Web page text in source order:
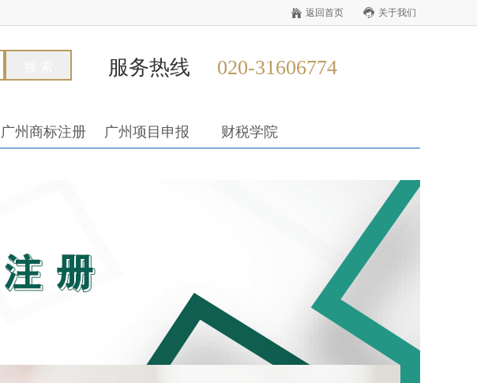
返回首页 关于我们
服务热线 020-31606774
广州商标注册 广州项目申报 财税学院